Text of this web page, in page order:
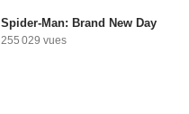
Spider-Man: Brand New Day
255 029 vues